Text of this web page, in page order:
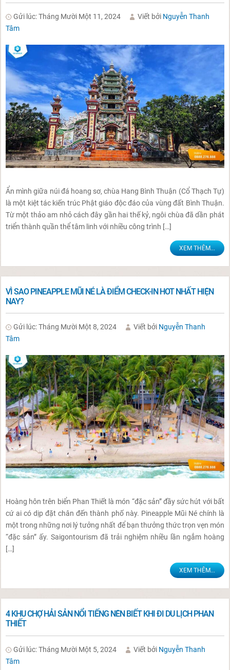
Gửi lúc: Tháng Mười Một 11, 2024 Viết bởi Nguyễn Thanh
Tâm
Ẩn mình giữa núi đá hoang sơ, chùa Hang Bình Thuận (Cổ Thạch Tự)
là một kiệt tác kiến trúc Phật giáo độc đáo của vùng đất Bình Thuận.
Từ một thảo am nhỏ cách đây gần hai thế kỷ, ngôi chùa đã dần phát
triển thành quần thể tâm linh với nhiều công trình […]
XEM THÊM...
VÌ SAO PINEAPPLE MŨI NÉ LÀ ĐIỂM CHECK-IN HOT NHẤT HIỆN
NAY?
Gửi lúc: Tháng Mười Một 8, 2024 Viết bởi Nguyễn Thanh
Tâm
Hoàng hôn trên biển Phan Thiết là món “đặc sản” đầy sức hút với bất
cứ ai có dịp đặt chân đến thành phố này. Pineapple Mũi Né chính là
một trong những nơi lý tưởng nhất để bạn thưởng thức trọn vẹn món
“đặc sản” ấy. Saigontourism đã trải nghiệm nhiều lần ngắm hoàng
[…]
XEM THÊM...
4 KHU CHỢ HẢI SẢN NỔI TIẾNG NÊN BIẾT KHI ĐI DU LỊCH PHAN
THIẾT
Gửi lúc: Tháng Mười Một 5, 2024 Viết bởi Nguyễn Thanh
Tâm